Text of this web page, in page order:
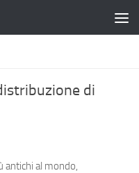
di
antichi al mondo,